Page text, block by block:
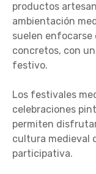
productos
ambientación
suelen enfocarse
concretos, con
festivo.
Los festivales
celebraciones
permiten
cultura medieval
participativa.